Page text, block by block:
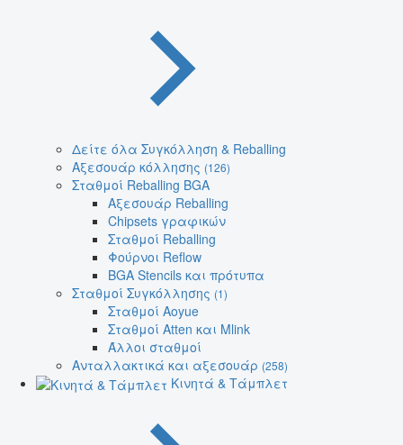
Δείτε όλα Συγκόλληση & Reballing
Αξεσουάρ κόλλησης (126)
Σταθμοί Reballing BGA
Αξεσουάρ Reballing
Chipsets γραφικών
Σταθμοί Reballing
Φούρνοι Reflow
BGA Stencils και πρότυπα
Σταθμοί Συγκόλλησης (1)
Σταθμοί Aoyue
Σταθμοί Atten και Mlink
Άλλοι σταθμοί
Ανταλλακτικά και αξεσουάρ (258)
Κινητά & Τάμπλετ